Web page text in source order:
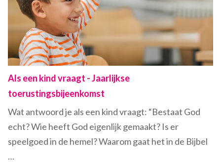
Als een kind vraagt - Jaarlijkse
toerustingsbijeenkomst
Wat antwoord je als een kind vraagt: “Bestaat God
echt? Wie heeft God eigenlijk gemaakt? Is er
speelgoed in de hemel? Waarom gaat het in de Bijbel
…